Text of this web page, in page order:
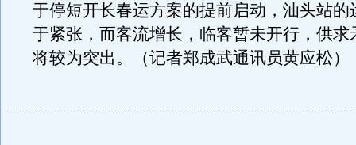
于停短开长春运方案的提前启动，汕头站的
于紧张，而客流增长，临客暂未开行，供求
将较为突出。（记者郑成武通讯员黄应松）